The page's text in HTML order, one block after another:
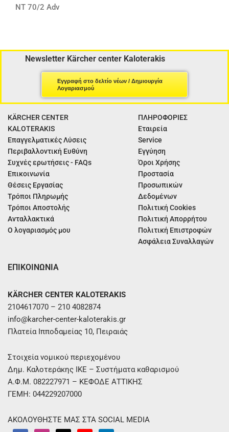
NT 70/2 Adv
Newsletter Kärcher center Kaloterakis
Εγγραφή στο δελτίο νέων / Δημιουργία
Λογαριασμού
KÄRCHER CENTER
KALOTERAKIS
Επαγγελματικές Λύσεις
Περιβαλλοντική Ευθύνη
Συχνές ερωτήσεις - FAQs
Επικοινωνία
Θέσεις Εργασίας
Τρόποι Πληρωμής
Τρόποι Αποστολής
Ανταλλακτικά
Ο λογαριασμός μου
ΠΛΗΡΟΦΟΡΙΕΣ
Εταιρεία
Service
Εγγύηση
Όροι Χρήσης
Προστασία
Προσωπικών
Δεδομένων
Πολιτική Cookies
Πολιτική Απορρήτου
Πολιτική Επιστροφών
Ασφάλεια Συναλλαγών
ΕΠΙΚΟΙΝΩΝΙΑ
KÄRCHER CENTER KALOTERAKIS
2104617070 – 210 4082874
info@karcher-center-kaloterakis.gr
Πλατεία Ιπποδαμείας 10, Πειραιάς
Στοιχεία νομικού περιεχομένου
Δημ. Καλοτεράκης ΙΚΕ – Συστήματα καθαρισμού
Α.Φ.Μ. 082227971 – ΚΕΦΟΔΕ ΑΤΤΙΚΗΣ
ΓΕΜΗ: 044229207000
ΑΚΟΛΟΥΘΗΣΤΕ ΜΑΣ ΣΤΑ SOCIAL MEDIA